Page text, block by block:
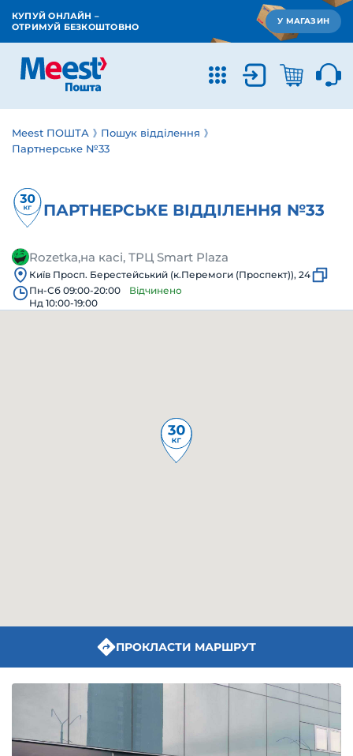
КУПУЙ ОНЛАЙН –
ОТРИМУЙ БЕЗКОШТОВНО
У МАГАЗИН
Meest ПОШТА
Пошук відділення
Партнерське №33
ПАРТНЕРСЬКЕ ВІДДІЛЕННЯ №33
Rozetka,на касі, ТРЦ Smart Plaza
Київ Просп. Берестейський (к.Перемоги (Проспект)), 24
Пн-Сб 09:00-20:00
Відчинено
Нд 10:00-19:00
ПРОКЛАСТИ МАРШРУТ